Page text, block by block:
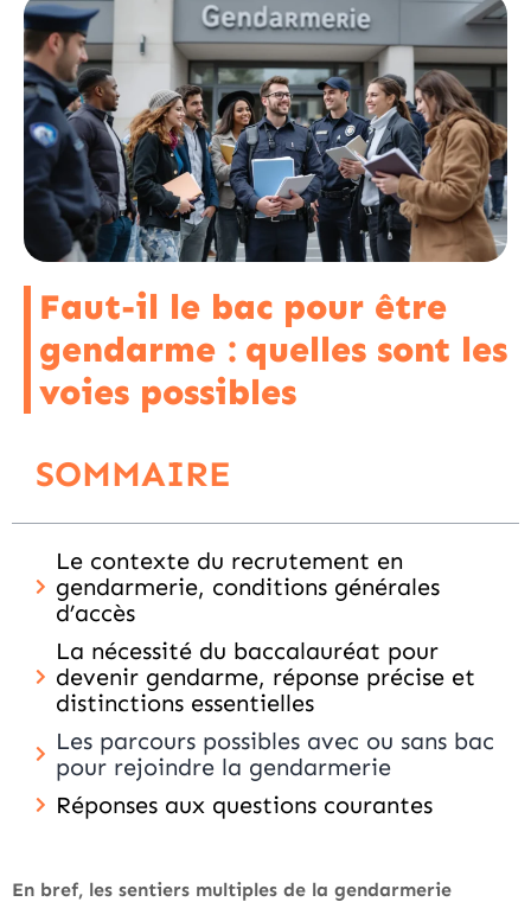
Faut-il le bac pour être
gendarme : quelles sont les
voies possibles
SOMMAIRE
Le contexte du recrutement en
gendarmerie, conditions générales
d’accès
La nécessité du baccalauréat pour
devenir gendarme, réponse précise et
distinctions essentielles
Les parcours possibles avec ou sans bac
pour rejoindre la gendarmerie
Réponses aux questions courantes
En bref, les sentiers multiples de la gendarmerie